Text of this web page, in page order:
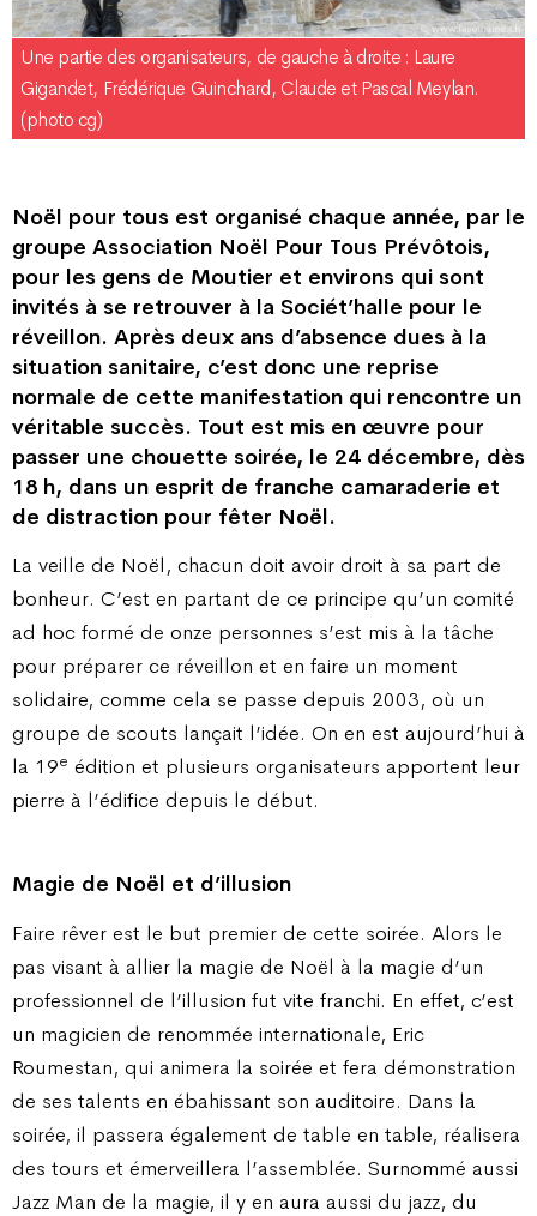
Une partie des organisateurs, de gauche à droite : Laure
Gigandet, Frédérique Guinchard, Claude et Pascal Meylan.
(photo cg)
Noël pour tous est organisé chaque année, par le
groupe Association Noël Pour Tous Prévôtois,
pour les gens de Moutier et environs qui sont
invités à se retrouver à la Sociét’halle pour le
réveillon. Après deux ans d’absence dues à la
situation sanitaire, c’est donc une reprise
normale de cette manifestation qui rencontre un
véritable succès. Tout est mis en œuvre pour
passer une chouette soirée, le 24 décembre, dès
18 h, dans un esprit de franche camaraderie et
de distraction pour fêter Noël.
La veille de Noël, chacun doit avoir droit à sa part de
bonheur. C’est en partant de ce principe qu’un comité
ad hoc formé de onze personnes s’est mis à la tâche
pour préparer ce réveillon et en faire un moment
solidaire, comme cela se passe depuis 2003, où un
groupe de scouts lançait l’idée. On en est aujourd’hui à
la 19e édition et plusieurs organisateurs apportent leur
pierre à l’édifice depuis le début.
Magie de Noël et d’illusion
Faire rêver est le but premier de cette soirée. Alors le
pas visant à allier la magie de Noël à la magie d’un
professionnel de l’illusion fut vite franchi. En effet, c’est
un magicien de renommée internationale, Eric
Roumestan, qui animera la soirée et fera démonstration
de ses talents en ébahissant son auditoire. Dans la
soirée, il passera également de table en table, réalisera
des tours et émerveillera l’assemblée. Surnommé aussi
Jazz Man de la magie, il y en aura aussi du jazz, du